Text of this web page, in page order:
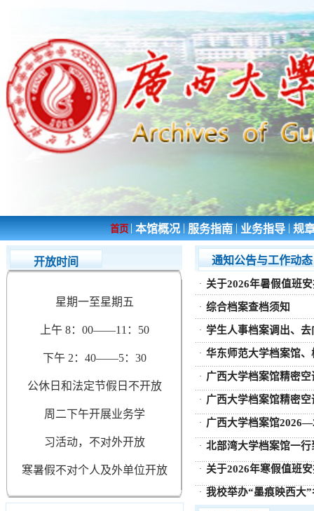
首页 | 本馆概况 | 服务指南 | 业务指导 | 规
开放时间
星期一至星期五
上午 8：00——11：50
下午 2：40——5：30
公休日和法定节假日不开放
周二下午开展业务学
习活动， 不对外开放
寒暑假不对个人及外单位开放
通知公告与工作动态
· 关于2026年暑假值班
· 综合档案查档须知
· 学生人事档案调出、去
· 华东师范大学档案馆
· 广西大学档案馆精密
· 广西大学档案馆精密
· 广西大学档案馆
· 北部湾大学档案馆一
· 关于2026年寒假值班
· 我校举办“墨痕映西大